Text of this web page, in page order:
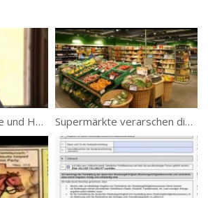
Alzheimer – Ursache und Heilungschancen Supermärkte verarschen die ganze Bevölkerung